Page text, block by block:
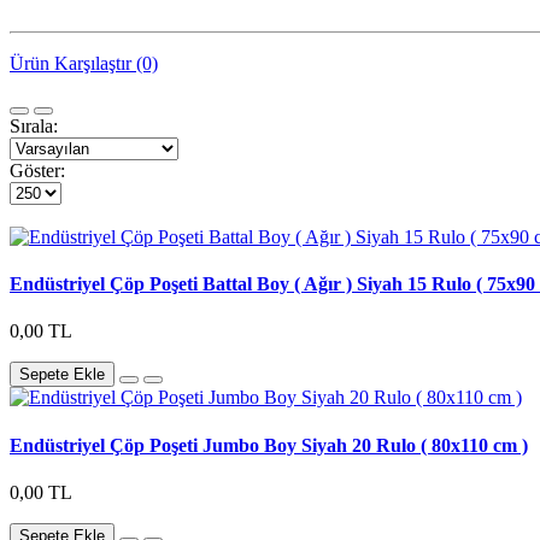
Ürün Karşılaştır (0)
Sırala:
Göster:
Endüstriyel Çöp Poşeti Battal Boy ( Ağır ) Siyah 15 Rulo ( 75x90
0,00 TL
Sepete Ekle
Endüstriyel Çöp Poşeti Jumbo Boy Siyah 20 Rulo ( 80x110 cm )
0,00 TL
Sepete Ekle